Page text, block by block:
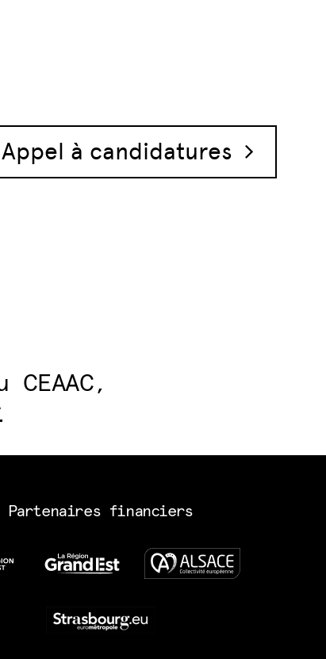
Appel à candidatures
Partenaires financiers